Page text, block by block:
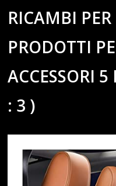
RICAMBI
PRODOTTI
ACCESSORI
: 3 )